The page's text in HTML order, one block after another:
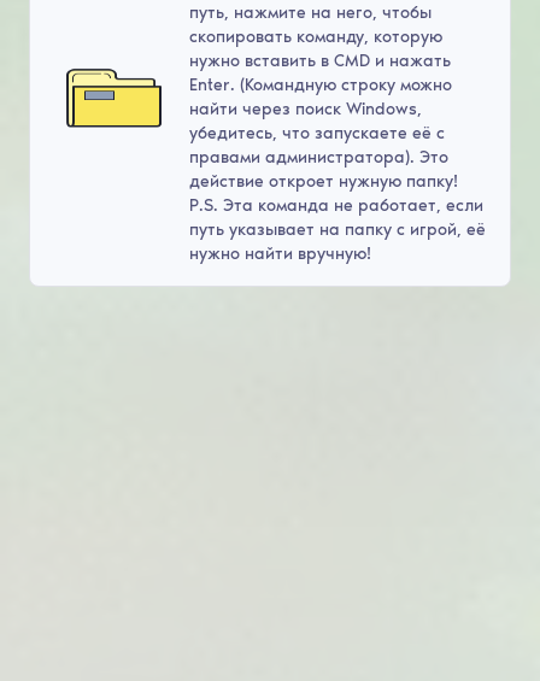
путь, нажмите на него, чтобы
скопировать команду, которую
нужно вставить в CMD и нажать
Enter. (Командную строку можно
найти через поиск Windows,
убедитесь, что запускаете её с
правами администратора). Это
действие откроет нужную папку!
P.S. Эта команда не работает, если
путь указывает на папку с игрой, её
нужно найти вручную!